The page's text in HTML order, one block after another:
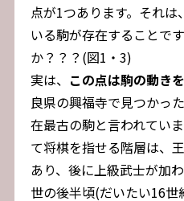
点が1つあります。それ
いる駒が存在することで
か？？？(図1・3)
実は、 この点は駒の動き
良県の興福寺で見つかっ
在最古の駒と言われてい
て将棋を指せる階層は、
あり、後に上級武士が加
世の後半頃(だいたい16